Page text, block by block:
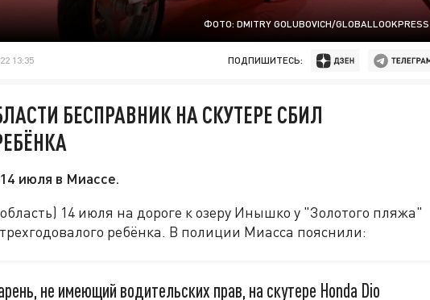
ФОТО: DMITRY GOLUBOVICH/GLOBALLOOKPRESS
13:35 ПОДПИШИТЕСЬ:
БЕСПРАВНИК НА СКУТЕРЕ СБИЛ
июля в Миассе.
14 июля на дороге к озеру Инышко у "Золотого пляжа"
ребёнка. В полиции Миасса пояснили:
не имеющий водительских прав, на скутере Honda Dio